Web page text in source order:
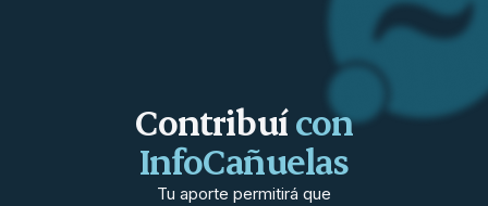
Contribuícon
InfoCañuelas
Tu aporte permitirá que